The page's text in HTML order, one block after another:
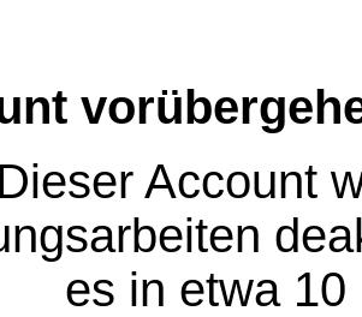
Dieser Account
es in etwa